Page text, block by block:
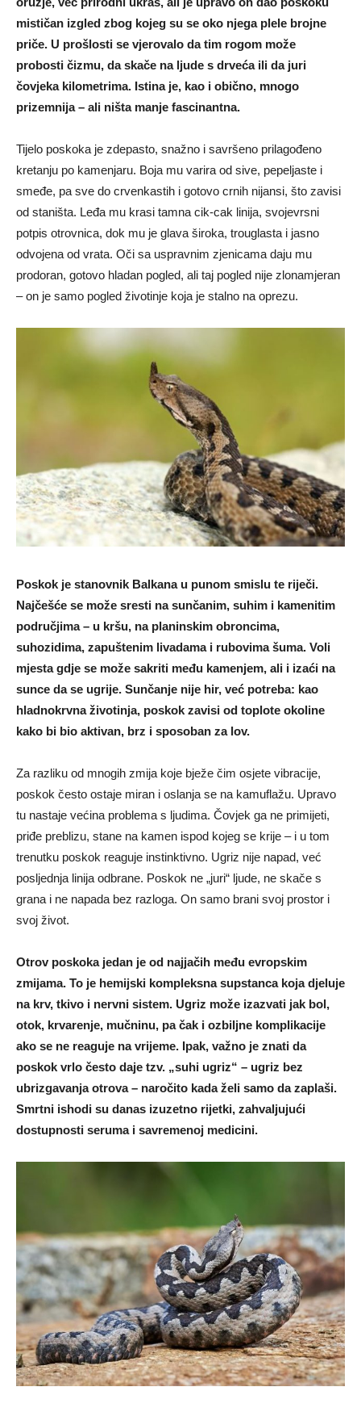
mističan izgled zbog kojeg su se oko njega plele brojne
priče. U prošlosti se vjerovalo da tim rogom može
probosti čizmu, da skače na ljude s drveća ili da juri
čovjeka kilometrima. Istina je, kao i obično, mnogo
prizemnija – ali ništa manje fascinantna.
Tijelo poskoka je zdepasto, snažno i savršeno prilagođeno
kretanju po kamenjaru. Boja mu varira od sive, pepeljaste i
smeđe, pa sve do crvenkastih i gotovo crnih nijansi, što zavisi
od staništa. Leđa mu krasi tamna cik-cak linija, svojevrsni
potpis otrovnica, dok mu je glava široka, trouglasta i jasno
odvojena od vrata. Oči sa uspravnim zjenicama daju mu
prodoran, gotovo hladan pogled, ali taj pogled nije zlonamjeran
– on je samo pogled životinje koja je stalno na oprezu.
Poskok je stanovnik Balkana u punom smislu te riječi.
Najčešće se može sresti na sunčanim, suhim i kamenitim
područjima – u kršu, na planinskim obroncima,
suhozidima, zapuštenim livadama i rubovima šuma. Voli
mjesta gdje se može sakriti među kamenjem, ali i izaći na
sunce da se ugrije. Sunčanje nije hir, već potreba: kao
hladnokrvna životinja, poskok zavisi od toplote okoline
kako bi bio aktivan, brz i sposoban za lov.
Za razliku od mnogih zmija koje bježe čim osjete vibracije,
poskok često ostaje miran i oslanja se na kamuflažu. Upravo
tu nastaje većina problema s ljudima. Čovjek ga ne primijeti,
priđe preblizu, stane na kamen ispod kojeg se krije – i u tom
trenutku poskok reaguje instinktivno. Ugriz nije napad, već
posljednja linija odbrane. Poskok ne „juri“ ljude, ne skače s
grana i ne napada bez razloga. On samo brani svoj prostor i
svoj život.
Otrov poskoka jedan je od najjačih među evropskim
zmijama. To je hemijski kompleksna supstanca koja djeluje
na krv, tkivo i nervni sistem. Ugriz može izazvati jak bol,
otok, krvarenje, mučninu, pa čak i ozbiljne komplikacije
ako se ne reaguje na vrijeme. Ipak, važno je znati da
poskok vrlo često daje tzv. „suhi ugriz“ – ugriz bez
ubrizgavanja otrova – naročito kada želi samo da zaplaši.
Smrtni ishodi su danas izuzetno rijetki, zahvaljujući
dostupnosti seruma i savremenoj medicini.